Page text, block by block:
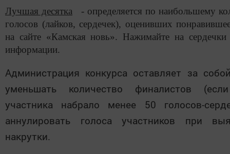
Лучшая десятка
- определяется по наибольшему
голосов (лайков, сердечек), оценивших
на сайте «Камская новь». Нажимайте на
информации.
Администрация конкурса оставляет за
уменьшать количество финалистов
участника набрало менее 50 голосов-
аннулировать голоса участников при
накрутки.